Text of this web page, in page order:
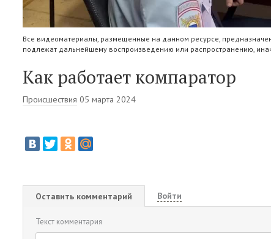
Все видеоматериалы, размещенные на данном ресурсе,
подлежат дальнейшему воспроизведению или распространению,
Как работает компаратор
Происшествия 05 марта 2024
Оставить комментарий Войти
Текст комментария